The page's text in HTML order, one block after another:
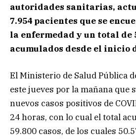
autoridades sanitarias,
7.954 pacientes que se
la enfermedad y un total de
acumulados desde el inicio
El Ministerio de Salud Pública
este jueves por la mañana que
nuevos casos positivos de
24 horas, con lo cual el total
59.800 casos, de los cuales